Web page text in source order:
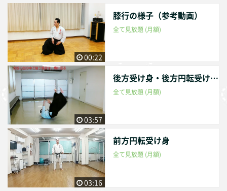
00:22
膝行の様子（参考動画）
全て見放題 (月額)
03:57
後方受け身・後方円転受け身
全て見放題 (月額)
03:16
前方円転受け身
全て見放題 (月額)